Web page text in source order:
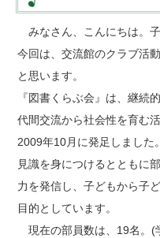
みなさん、こんにちは。
今回は、交流館のクラブ活
と思います。
『図書くらぶ会』は、継続
代間交流から社会性を育む
2009年10月に発足しました
見識を身につけるとともに
力を発信し、子どもから子
目的としています。
現在の部員数は、19名。(